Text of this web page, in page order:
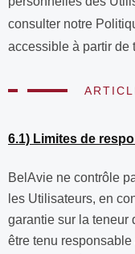
consulter notre
accessible à partir de
6.1) Limites de
BelAvie ne contrôle
les Utilisateurs, en
garantie sur la teneur
être tenu responsable